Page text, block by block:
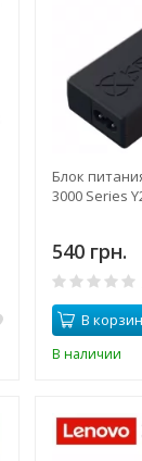
Блок
3000 Series
540 грн.
В
В наличии